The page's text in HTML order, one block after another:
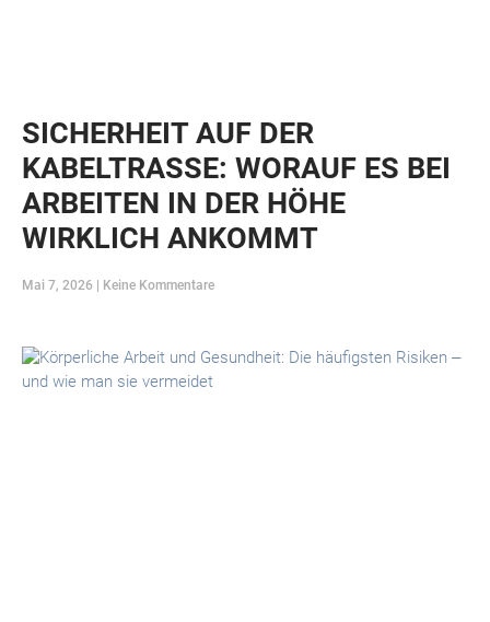
SICHERHEIT AUF DER
KABELTRASSE: WORAUF ES BEI
ARBEITEN IN DER HÖHE
WIRKLICH ANKOMMT
Mai 7, 2026 Keine Kommentare